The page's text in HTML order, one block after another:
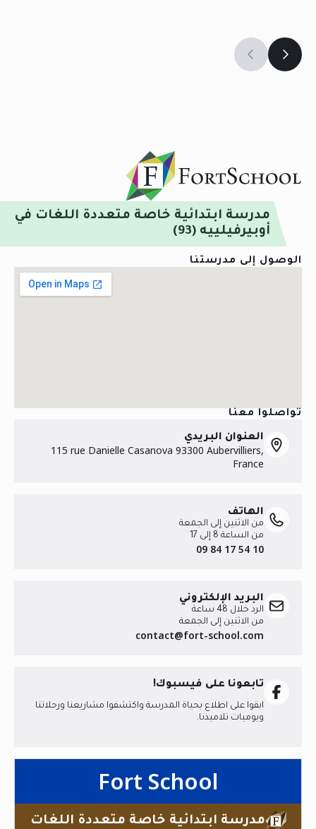
مدرسة ابتدائية خاصة متعددة اللغات في
أوبيرفيلييه (93)
الوصول إلى مدرستنا
تواصلوا معنا
العنوان البريدي
115 rue Danielle Casanova 93300 Aubervilliers,
France
الهاتف
من الاثنين إلى الجمعة
من الساعة 8 إلى 17
09 84 17 54 10
البريد الإلكتروني
الرد خلال 48 ساعة
من الاثنين إلى الجمعة
contact@fort-school.com
تابعونا على فيسبوك!
ابقوا على اطلاع بحياة المدرسة واكتشفوا مشاريعنا ورحلاتنا
ويوميات تلاميذنا.
Fort School
مدرسة ابتدائية خاصة متعددة اللغات